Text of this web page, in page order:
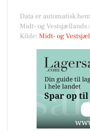
Data er automatisk
Midt- og Vestsjællands
Kilde: Midt- og